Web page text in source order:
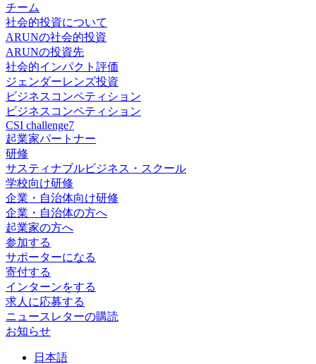
チーム
社会的投資について
ARUNの社会的投資
ARUNの投資先
社会的インパクト評価
ジェンダーレンズ投資
ビジネスコンペティション
ビジネスコンペティション
CSI challenge7
起業家パートナー
研修
サスティナブルビジネス・スクール
学校向け研修
企業・自治体向け研修
企業・自治体の方へ
起業家の方へ
参加する
サポーターになる
寄付する
インターンをする
求人に応募する
ニュースレターの購読
お知らせ
日 本語